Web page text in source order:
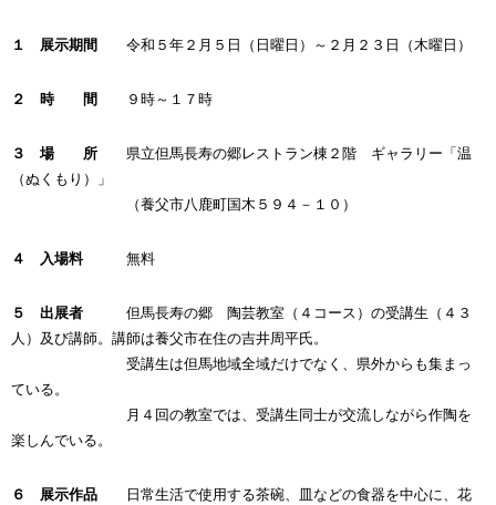
１ 展示期間 令和５年２月５日（日曜日）～２月２３日（木曜日）
２ 時 間 ９時～１７時
３ 場 所 県立但馬長寿の郷レストラン棟２階 ギャラリー「温
（ぬくもり）」
（養父市八鹿町国木５９４－１０）
４ 入場料無料
５ 出展者 但馬長寿の郷 陶芸教室（４コース）の受講生（４３
人）及び講師。講師は養父市在住の吉井周平氏。
受講生は但馬地域全域だけでなく、県外からも集まっ
ている。
月４回の教室では、受講生同士が交流しながら作陶を
楽しんでいる。
６ 展示作品 日常生活で使用する茶碗、皿などの食器を中心に、花